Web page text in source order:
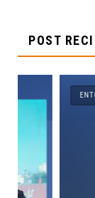
POST
ENTORNO